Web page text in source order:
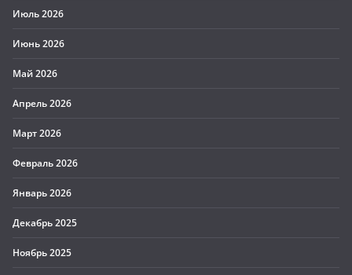
Июль 2026
Июнь 2026
Май 2026
Апрель 2026
Март 2026
Февраль 2026
Январь 2026
Декабрь 2025
Ноябрь 2025